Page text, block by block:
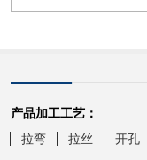
产品加工工艺：
拉弯
拉丝 开孔